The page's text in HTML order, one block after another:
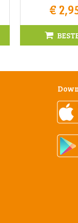
€ 2,